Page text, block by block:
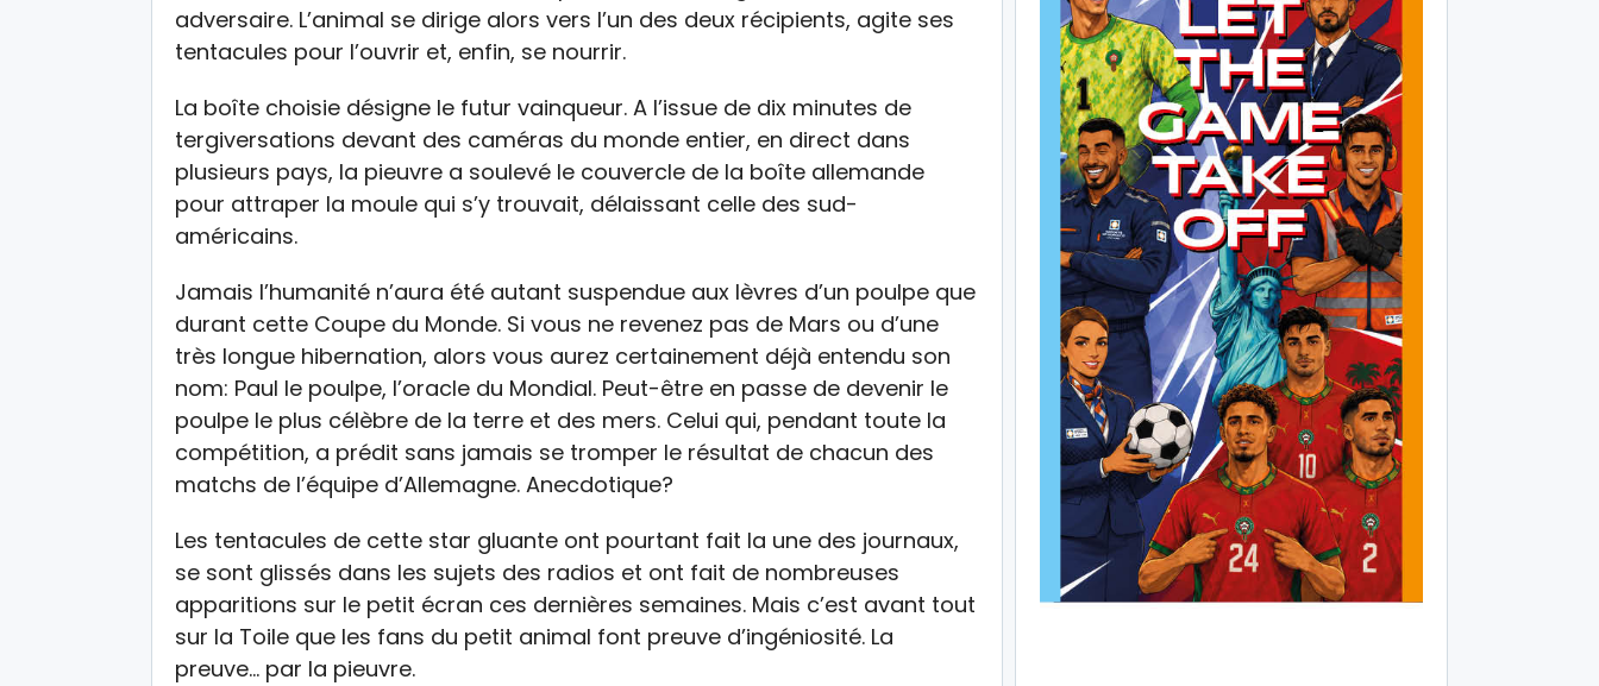
adversaire. L’animal se dirige alors vers l’un des deux récipients, agite ses
tentacules pour l’ouvrir et, enfin, se nourrir.
La boîte choisie désigne le futur vainqueur. A l’issue de dix minutes de
tergiversations devant des caméras du monde entier, en direct dans
plusieurs pays, la pieuvre a soulevé le couvercle de la boîte allemande
pour attraper la moule qui s’y trouvait, délaissant celle des sud-
américains.
Jamais l’humanité n’aura été autant suspendue aux lèvres d’un poulpe que
durant cette Coupe du Monde. Si vous ne revenez pas de Mars ou d’une
très longue hibernation, alors vous aurez certainement déjà entendu son
nom: Paul le poulpe, l’oracle du Mondial. Peut-être en passe de devenir le
poulpe le plus célèbre de la terre et des mers. Celui qui, pendant toute la
compétition, a prédit sans jamais se tromper le résultat de chacun des
matchs de l’équipe d’Allemagne. Anecdotique?
Les tentacules de cette star gluante ont pourtant fait la une des journaux,
se sont glissés dans les sujets des radios et ont fait de nombreuses
apparitions sur le petit écran ces dernières semaines. Mais c’est avant tout
sur la Toile que les fans du petit animal font preuve d’ingéniosité. La
preuve… par la pieuvre.